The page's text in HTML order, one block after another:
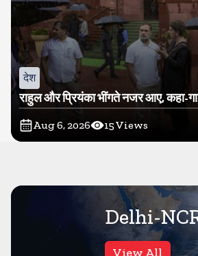
देश
राहुल और प्रियंका भींगते नजर आए, कहा-
Aug 6, 2026 15Views
Delhi-
View All